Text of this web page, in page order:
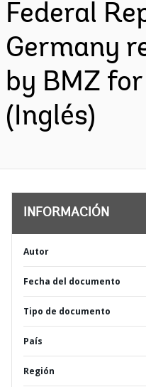
Federal
Germany
by BMZ
(Inglés)
INFORMACIÓN
Autor
Fecha del documento
Tipo de documento
País
Región